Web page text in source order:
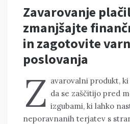
Zavarovanje
zmanjšajte
in zagotovite
poslovanja
Z avarovalni produkt,
da se zaščitijo pred
izgubami, ki lahko
neporavnanih terjatev s